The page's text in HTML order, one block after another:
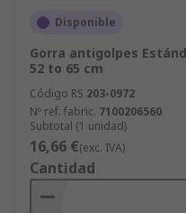
Disponible
Gorra antigolpes
52 to 65 cm
Código RS 203-0972
Nº ref. fabric. 7100206560
Subtotal (1 unidad)
16,66 €(exc. IVA)
Cantidad